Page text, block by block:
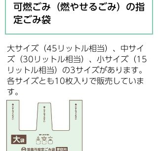
可燃ごみ（燃やせるごみ）の指
定ごみ袋
大サイズ（45リットル相当）、中サイ
ズ（30リットル相当）、小サイズ（15
リットル相当）の3サイズがあります。
各サイズとも10枚入りで販売していま
す。